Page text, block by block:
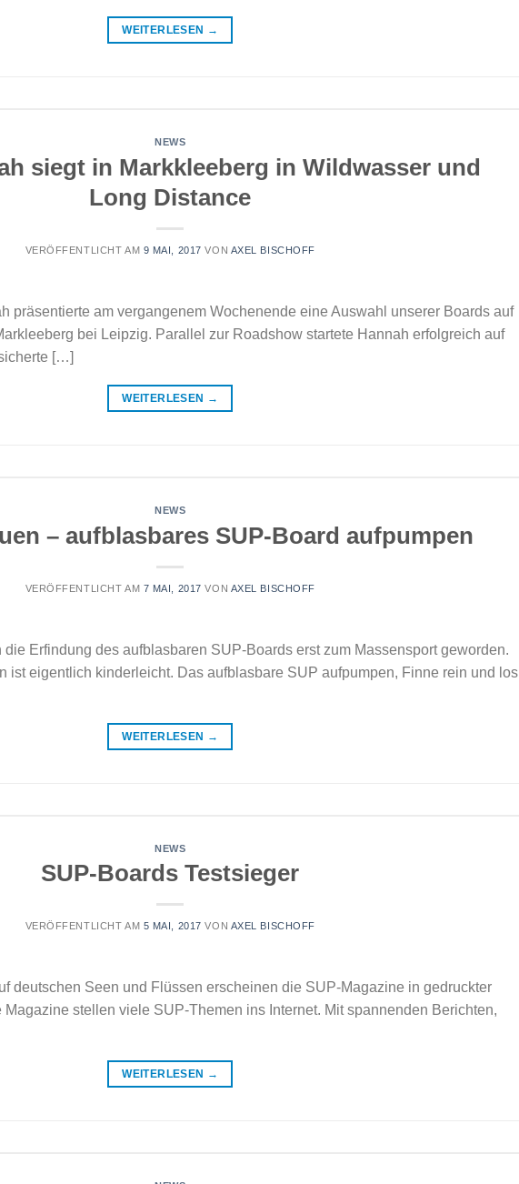
WEITERLESEN →
NEWS
siegt in Markkleeberg in Wildwasser und
Long Distance
VERÖFFENTLICHT AM 9 MAI, 2017 VON AXEL BISCHOFF
präsentierte am vergangenem Wochenende eine Auswahl unserer Boards auf
bei Leipzig. Parallel zur Roadshow startete Hannah erfolgreich auf
[…]
WEITERLESEN →
NEWS
– aufblasbares SUP-Board aufpumpen
VERÖFFENTLICHT AM 7 MAI, 2017 VON AXEL BISCHOFF
Erfindung des aufblasbaren SUP-Boards erst zum Massensport geworden.
ist eigentlich kinderleicht. Das aufblasbare SUP aufpumpen, Finne rein und los
WEITERLESEN →
NEWS
SUP-Boards Testsieger
VERÖFFENTLICHT AM 5 MAI, 2017 VON AXEL BISCHOFF
deutschen Seen und Flüssen erscheinen die SUP-Magazine in gedruckter
stellen viele SUP-Themen ins Internet. Mit spannenden Berichten,
WEITERLESEN →